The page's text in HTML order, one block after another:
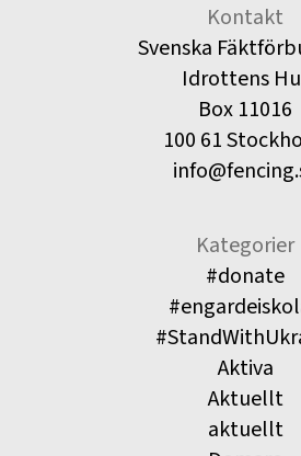
Kontakt
Svenska
Idrottens
Box 11016
100 61
Kategorier
#donate
Aktiva
Aktuellt
aktuellt